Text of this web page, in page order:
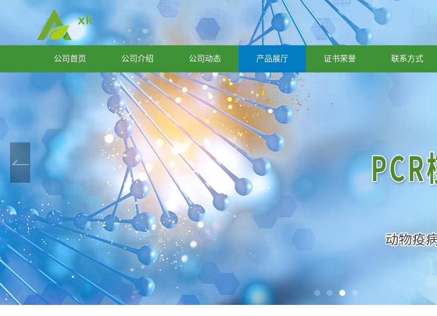
公司首页 公司介绍 公司动态 产品展厅 证书荣誉 联系方式